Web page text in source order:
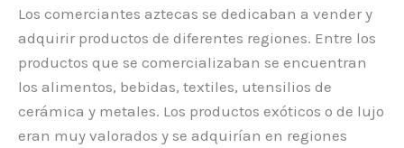
Los comerciantes aztecas se dedicaban a vender y
adquirir productos de diferentes regiones. Entre los
productos que se comercializaban se encuentran
los alimentos, bebidas, textiles, utensilios de
cerámica y metales. Los productos exóticos o de lujo
eran muy valorados y se adquirían en regiones